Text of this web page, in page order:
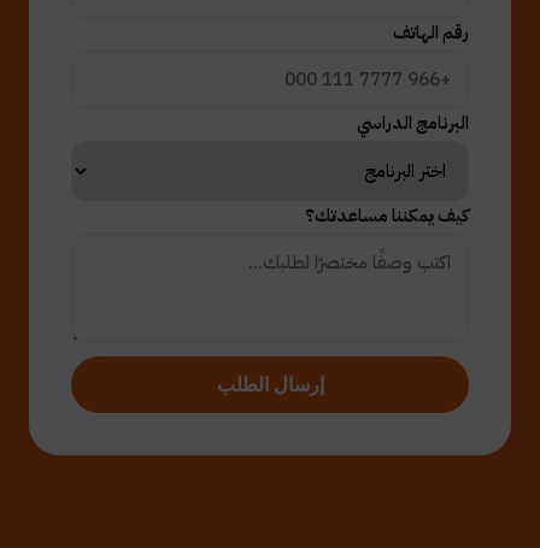
رقم الهاتف
البرنامج الدراسي
كيف يمكننا مساعدتك؟
إرسال الطلب